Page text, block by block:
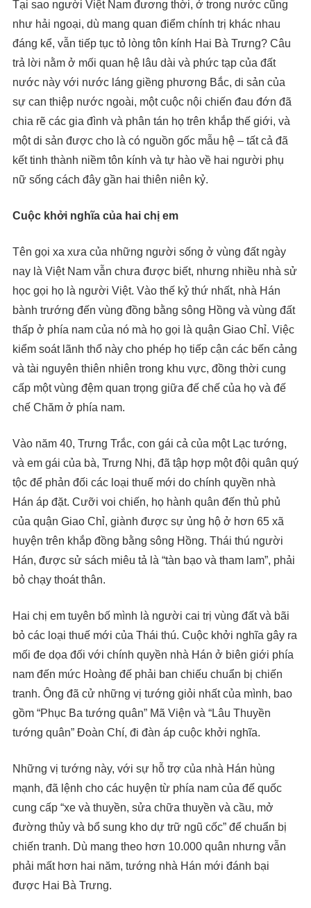
Tại sao người Việt Nam đương thời, ở trong nước cũng
như hải ngoại, dù mang quan điểm chính trị khác nhau
đáng kể, vẫn tiếp tục tỏ lòng tôn kính Hai Bà Trưng? Câu
trả lời nằm ở mối quan hệ lâu dài và phức tạp của đất
nước này với nước láng giềng phương Bắc, di sản của
sự can thiệp nước ngoài, một cuộc nội chiến đau đớn đã
chia rẽ các gia đình và phân tán họ trên khắp thế giới, và
một di sản được cho là có nguồn gốc mẫu hệ – tất cả đã
kết tinh thành niềm tôn kính và tự hào về hai người phụ
nữ sống cách đây gần hai thiên niên kỷ.
Cuộc khởi nghĩa của hai chị em
Tên gọi xa xưa của những người sống ở vùng đất ngày
nay là Việt Nam vẫn chưa được biết, nhưng nhiều nhà sử
học gọi họ là người Việt. Vào thế kỷ thứ nhất, nhà Hán
bành trướng đến vùng đồng bằng sông Hồng và vùng đất
thấp ở phía nam của nó mà họ gọi là quận Giao Chỉ. Việc
kiểm soát lãnh thổ này cho phép họ tiếp cận các bến cảng
và tài nguyên thiên nhiên trong khu vực, đồng thời cung
cấp một vùng đệm quan trọng giữa đế chế của họ và đế
chế Chăm ở phía nam.
Vào năm 40, Trưng Trắc, con gái cả của một Lạc tướng,
và em gái của bà, Trưng Nhị, đã tập hợp một đội quân quý
tộc để phản đối các loại thuế mới do chính quyền nhà
Hán áp đặt. Cưỡi voi chiến, họ hành quân đến thủ phủ
của quận Giao Chỉ, giành được sự ủng hộ ở hơn 65 xã
huyện trên khắp đồng bằng sông Hồng. Thái thú người
Hán, được sử sách miêu tả là “tàn bạo và tham lam”, phải
bỏ chạy thoát thân.
Hai chị em tuyên bố mình là người cai trị vùng đất và bãi
bỏ các loại thuế mới của Thái thú. Cuộc khởi nghĩa gây ra
mối đe dọa đối với chính quyền nhà Hán ở biên giới phía
nam đến mức Hoàng đế phải ban chiếu chuẩn bị chiến
tranh. Ông đã cử những vị tướng giỏi nhất của mình, bao
gồm “Phục Ba tướng quân” Mã Viện và “Lâu Thuyền
tướng quân” Đoàn Chí, đi đàn áp cuộc khởi nghĩa.
Những vị tướng này, với sự hỗ trợ của nhà Hán hùng
mạnh, đã lệnh cho các huyện từ phía nam của đế quốc
cung cấp “xe và thuyền, sửa chữa thuyền và cầu, mở
đường thủy và bổ sung kho dự trữ ngũ cốc” để chuẩn bị
chiến tranh. Dù mang theo hơn 10.000 quân nhưng vẫn
phải mất hơn hai năm, tướng nhà Hán mới đánh bại
được Hai Bà Trưng.